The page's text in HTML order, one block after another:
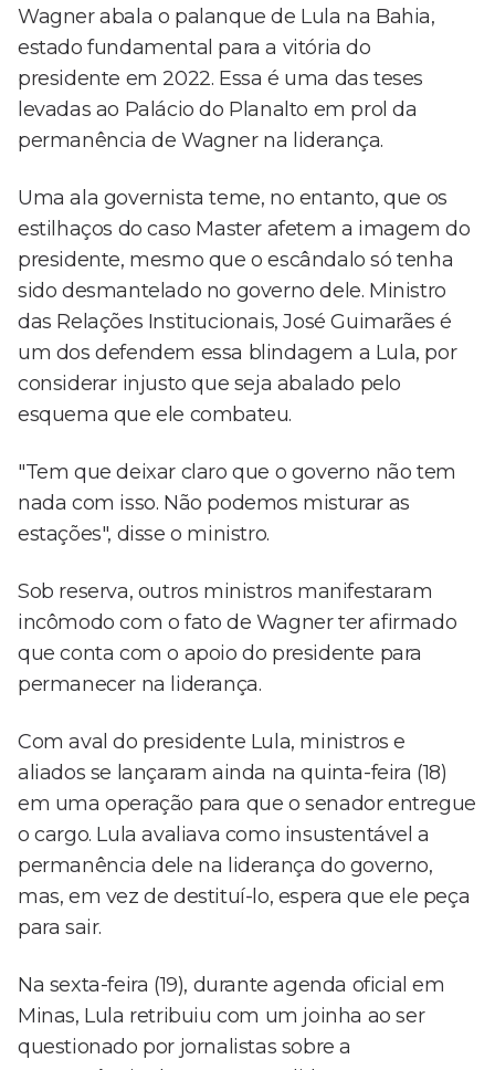
Wagner abala o palanque de Lula na Bahia,
estado fundamental para a vitória do
presidente em 2022. Essa é uma das teses
levadas ao Palácio do Planalto em prol da
permanência de Wagner na liderança.
Uma ala governista teme, no entanto, que os
estilhaços do caso Master afetem a imagem do
presidente, mesmo que o escândalo só tenha
sido desmantelado no governo dele. Ministro
das Relações Institucionais, José Guimarães é
um dos defendem essa blindagem a Lula, por
considerar injusto que seja abalado pelo
esquema que ele combateu.
"Tem que deixar claro que o governo não tem
nada com isso. Não podemos misturar as
estações", disse o ministro.
Sob reserva, outros ministros manifestaram
incômodo com o fato de Wagner ter afirmado
que conta com o apoio do presidente para
permanecer na liderança.
Com aval do presidente Lula, ministros e
aliados se lançaram ainda na quinta-feira (18)
em uma operação para que o senador entregue
o cargo. Lula avaliava como insustentável a
permanência dele na liderança do governo,
mas, em vez de destituí-lo, espera que ele peça
para sair.
Na sexta-feira (19), durante agenda oficial em
Minas, Lula retribuiu com um joinha ao ser
questionado por jornalistas sobre a